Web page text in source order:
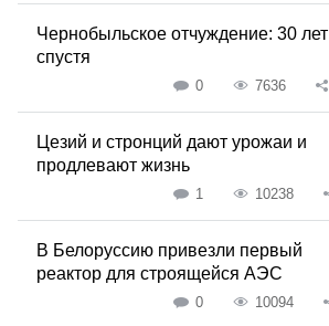
Чернобыльское отчуждение: 30 лет
спустя
0 7636
Цезий и стронций дают урожаи и
продлевают жизнь
1 10238
В Белоруссию привезли первый
реактор для строящейся АЭС
0 10094